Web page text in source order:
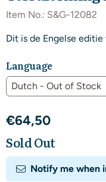
Item No.: S&G-12082
Dit is de Engelse
Language
€64,50
Sold Out
Notify me when